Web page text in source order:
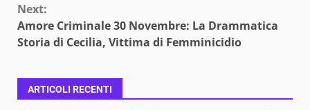
Next:
Amore Criminale 30 Novembre: La Drammatica
Storia di Cecilia, Vittima di Femminicidio
ARTICOLI RECENTI